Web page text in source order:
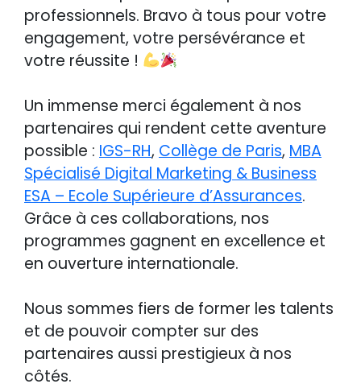
professionnels. Bravo à tous pour votre
engagement, votre persévérance et
votre réussite !
Un immense merci également à nos
partenaires qui rendent cette aventure
possible : IGS-RH, Collège de Paris, MBA
Spécialisé Digital Marketing & Business
ESA – Ecole Supérieure d’Assurances.
Grâce à ces collaborations, nos
programmes gagnent en excellence et
en ouverture internationale.
Nous sommes fiers de former les talents
et de pouvoir compter sur des
partenaires aussi prestigieux à nos
côtés.